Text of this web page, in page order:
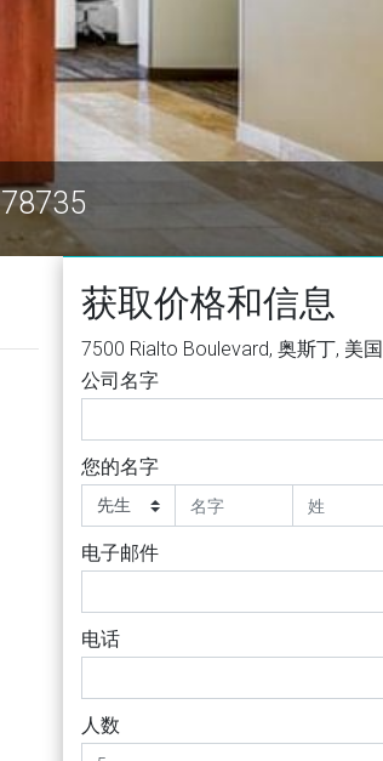
获取价格和信息
7500 Rialto Boulevard, 奥斯丁, 美国
公司名字
您的名字
电子邮件
电话
人数